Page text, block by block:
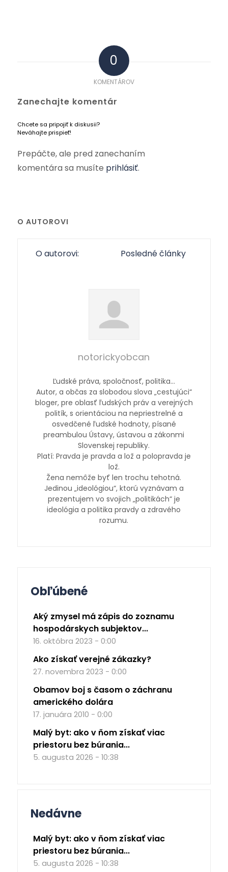
0
KOMENTÁROV
Zanechajte komentár
Chcete sa pripojiť k diskusii?
Neváhajte prispieť!
Prepáčte, ale pred zanechaním
komentára sa musíte prihlásiť.
O AUTOROVI
O autorovi: Posledné články
notorickyobcan
Ľudské práva, spoločnosť, politika…
Autor, a občas za slobodou slova „cestujúci“
bloger, pre oblasť ľudských práv a verejných
politík, s orientáciou na nepriestrelné a
osvedčené ľudské hodnoty, písané
preambulou Ústavy, ústavou a zákonmi
Slovenskej republiky.
Platí: Pravda je pravda a lož a polopravda je
lož.
Žena nemôže byť len trochu tehotná.
Jedinou „ideológiou“, ktorú vyznávam a
prezentujem vo svojich „politikách“ je
ideológia a politika pravdy a zdravého
rozumu.
Obľúbené
Aký zmysel má zápis do zoznamu
hospodárskych subjektov...
16. októbra 2023 - 0:00
Ako získať verejné zákazky?
27. novembra 2023 - 0:00
Obamov boj s časom o záchranu
amerického dolára
17. januára 2010 - 0:00
Malý byt: ako v ňom získať viac
priestoru bez búrania...
5. augusta 2026 - 10:38
Nedávne
Malý byt: ako v ňom získať viac
priestoru bez búrania...
5. augusta 2026 - 10:38